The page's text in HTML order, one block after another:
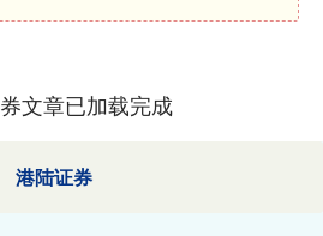
文章已加载完成
港陆证券